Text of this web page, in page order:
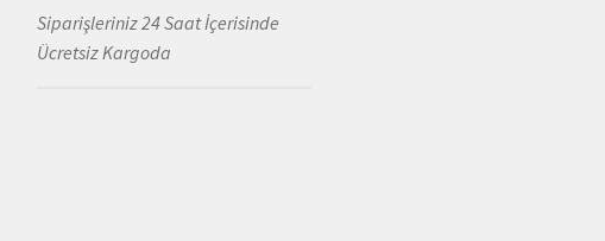
Siparişleriniz 24 Saat İçerisinde
Ücretsiz Kargoda